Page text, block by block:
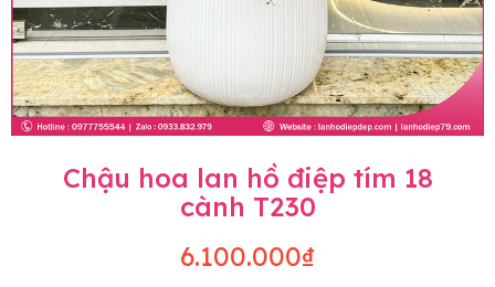
Chậu hoa lan hồ điệp tím 18
cành T230
6.100.000₫